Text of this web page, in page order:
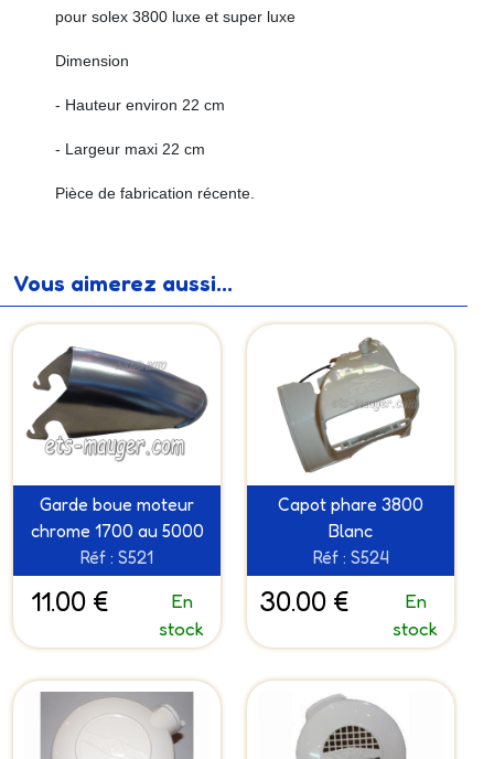
pour solex 3800 luxe et super luxe
Dimension
- Hauteur environ 22 cm
- Largeur maxi 22 cm
Pièce de fabrication récente.
Vous aimerez aussi...
Garde boue moteur
chrome 1700 au 5000
Réf : S521
11.00 €
En
stock
Capot phare 3800
Blanc
Réf : S524
30.00 €
En
stock